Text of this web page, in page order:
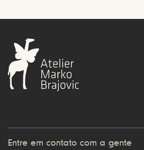
Entre em contato com a gente